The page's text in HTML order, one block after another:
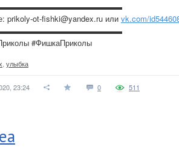
prikoly-ot-fishki@yandex.ru или vk.com/
#ФишкаПриколы
улыбка
23:24 0 511